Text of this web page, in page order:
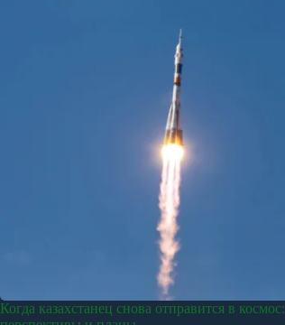
Когда казахстанец снова отправится в космос: